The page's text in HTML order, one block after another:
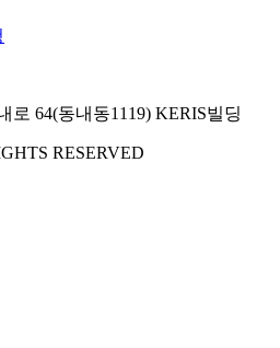
로 64(동내동1119) KERIS빌딩
RESERVED